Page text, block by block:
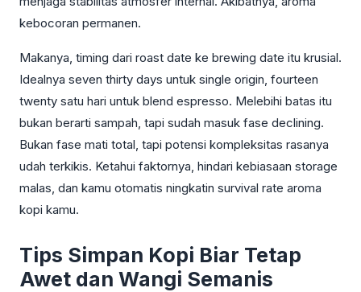
kebocoran permanen.
Makanya, timing dari roast date ke brewing date itu krusial.
Idealnya seven thirty days untuk single origin, fourteen
twenty satu hari untuk blend espresso. Melebihi batas itu
bukan berarti sampah, tapi sudah masuk fase declining.
Bukan fase mati total, tapi potensi kompleksitas rasanya
udah terkikis. Ketahui faktornya, hindari kebiasaan storage
malas, dan kamu otomatis ningkatin survival rate aroma
kopi kamu.
Tips Simpan Kopi Biar Tetap
Awet dan Wangi Semanis